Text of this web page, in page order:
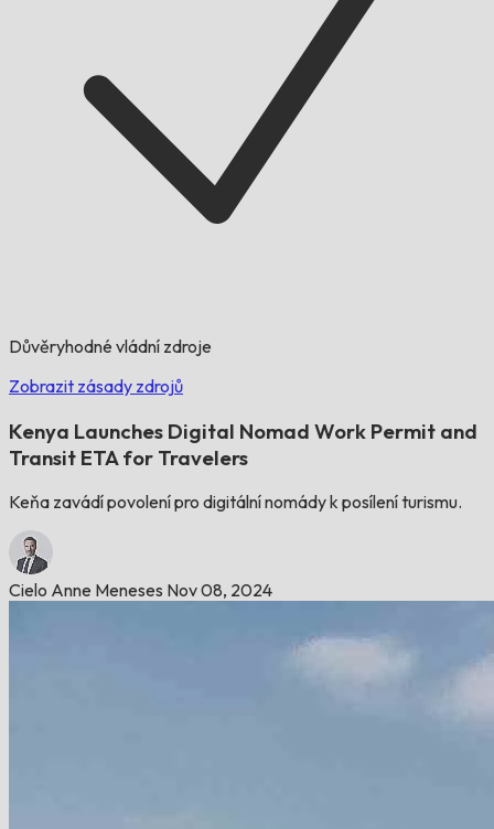
Důvěryhodné vládní zdroje
Zobrazit zásady zdrojů
Kenya Launches Digital Nomad Work Permit and
Transit ETA for Travelers
Keňa zavádí povolení pro digitální nomády k posílení turismu.
Cielo Anne Meneses Nov 08, 2024